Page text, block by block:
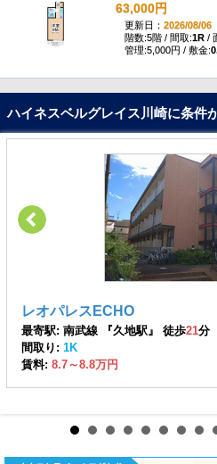
63,000円
更新日： 2026/08/06
階数:5階 / 間取:1R/
管理:5,000円 / 敷金:
ハイネスベルグレイス川崎に条件
レオパレスECHO
最寄駅: 南武線 『久地駅』 徒歩21分
間取り: 1K
賃料: 8.7～8.8万円